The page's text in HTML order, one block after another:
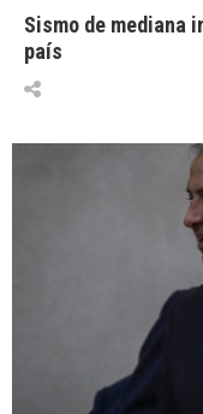
Sismo de mediana
país